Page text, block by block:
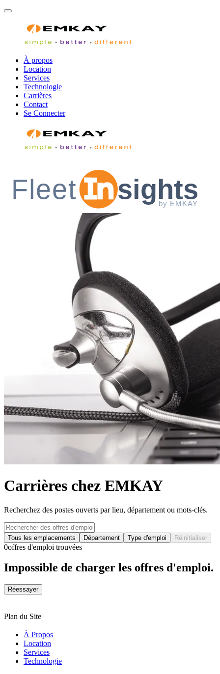
À propos
Location
Services
Technologie
Carrières
Contact
Se Connecter
Fleet sights
by EMKAY
Carrières chez EMKAY
Recherchez des postes ouverts par lieu, département ou mots-clés.
Tous les emplacements Département Type d'emploi Réinitialiser
0offres d'emploi trouvées
Impossible de charger les offres d'emploi.
Réessayer
Plan du Site
À Propos
Location
Services
Technologie